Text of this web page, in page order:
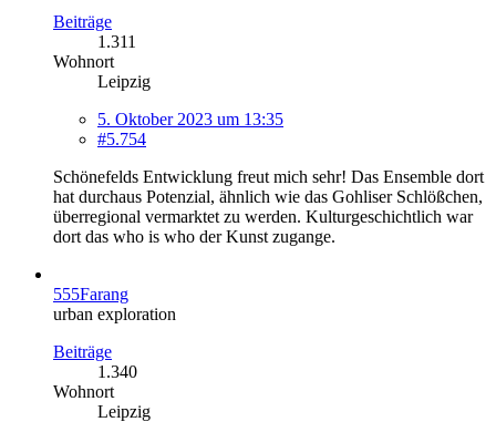
Beiträge
1.311
Wohnort
Leipzig
5. Oktober 2023 um 13:35
#5.754
Schönefelds Entwicklung freut mich sehr! Das Ensemble dort
hat durchaus Potenzial, ähnlich wie das Gohliser Schlößchen,
überregional vermarktet zu werden. Kulturgeschichtlich war
dort das who is who der Kunst zugange.
555Farang
urban exploration
Beiträge
1.340
Wohnort
Leipzig